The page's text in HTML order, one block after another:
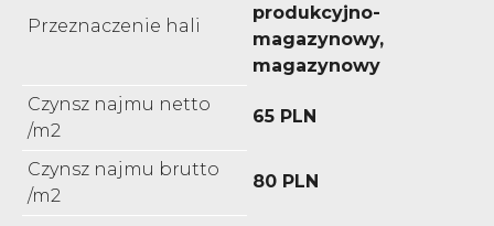
Przeznaczenie hali
produkcyjno-
magazynowy,
magazynowy
Czynsz najmu netto
/m2
65 PLN
Czynsz najmu brutto
/m2
80 PLN